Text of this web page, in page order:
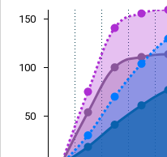
50
100
150